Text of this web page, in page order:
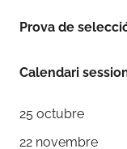
Prova de
Calendari
25 octubre
22 novembre